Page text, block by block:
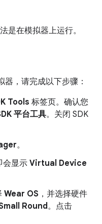
是在模拟器上运行。
，请完成以下步骤：
Tools 标签页。确认您
平台工具。关闭 SDK
。
会显示 Virtual Device
Wear OS ，并选择硬件
Round。点击